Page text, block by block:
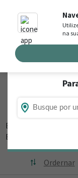
na
Busca de produtos
Buscar por
Flores,
- MA
Está procurando loja
Então, navegue na
Ordernar